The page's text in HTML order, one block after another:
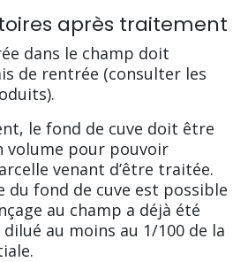
après traitement
dans le champ doit
de rentrée (consulter les
le fond de cuve doit être
volume pour pouvoir
venant d’être traitée.
du fond de cuve est possible
au champ a déjà été
au moins au 1/100 de la